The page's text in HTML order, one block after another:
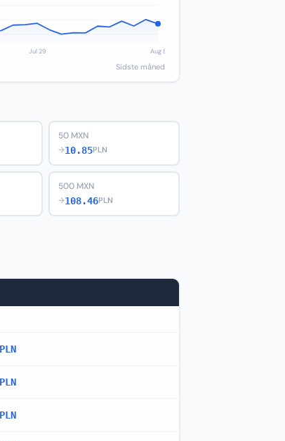
Sidste måned
50 MXN
→10.85PLN
500 MXN
→108.46PLN